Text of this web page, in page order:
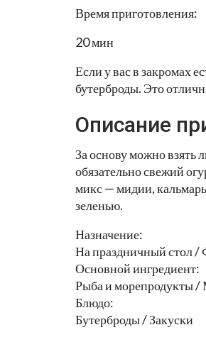
Время приготовления:
20 мин
Если у вас в закромах
бутерброды. Это
Описание
За основу можно взять
обязательно свежий
микс — мидии,
зеленью.
Назначение:
На праздничный стол /
Основной ингредиент:
Рыба и морепродукты
Блюдо:
Бутерброды / Закуски